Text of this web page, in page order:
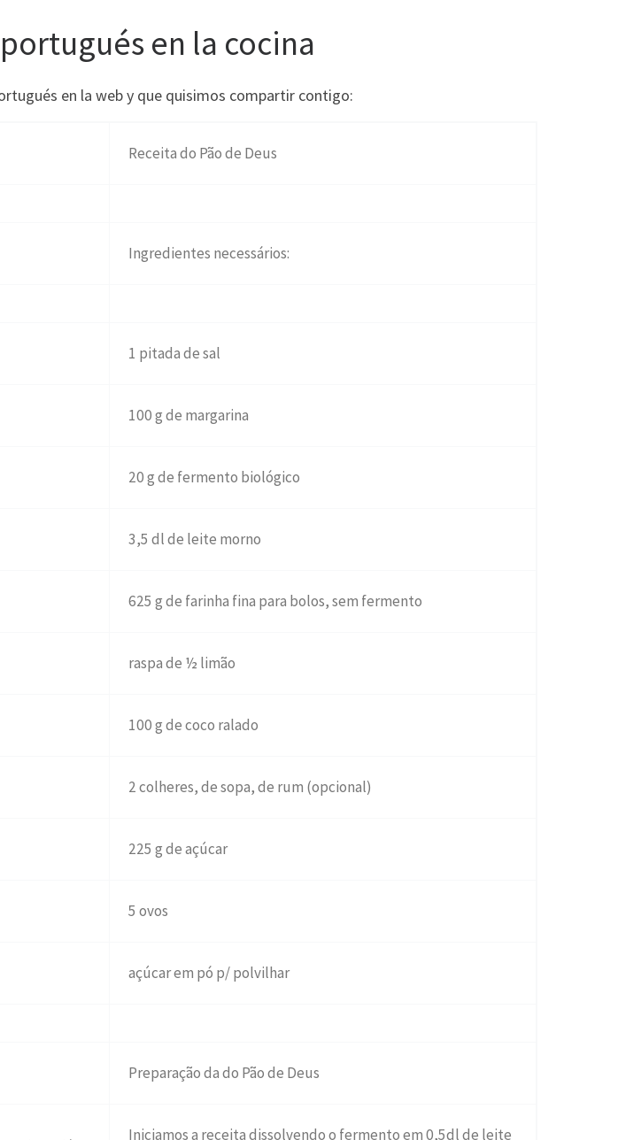
en la cocina
en la web y que quisimos compartir contigo:
Receita do Pão de Deus
Ingredientes necessários:
1 pitada de sal
100 g de margarina
20 g de fermento biológico
3,5 dl de leite morno
625 g de farinha fina para bolos, sem fermento
raspa de ½ limão
100 g de coco ralado
2 colheres, de sopa, de rum (opcional)
225 g de açúcar
5 ovos
açúcar em pó p/ polvilhar
Preparação da do Pão de Deus
Iniciamos a receita dissolvendo o fermento em 0,5dl de leite